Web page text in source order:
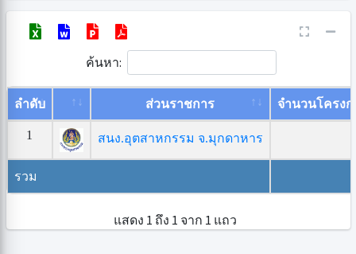
ค้นหา:
ลำดับ ส่วนราชการ จำนวนโครงก
1 สนง.อุตสาหกรรม จ.มุกดาหาร
รวม
แสดง 1 ถึง 1 จาก 1 แถว